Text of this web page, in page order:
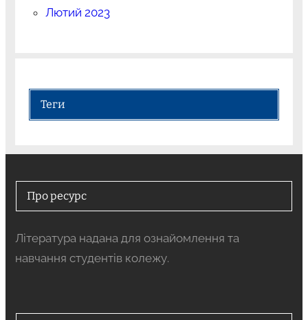
Лютий 2023
Теги
Про ресурс
Література надана для ознайомлення та
навчання студентів колежу.